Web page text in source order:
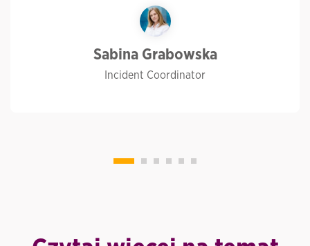
Sabina Grabowska
Incident Coordinator